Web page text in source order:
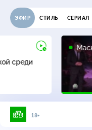
ЭФИР СТИЛЬ СЕРИАЛ
среди
18+